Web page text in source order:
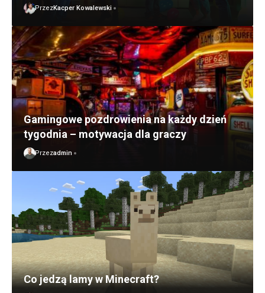
PrzezKacper Kowalewski
Gamingowe pozdrowienia na każdy dzień
tygodnia – motywacja dla graczy
Przezadmin
Co jedzą lamy w Minecraft?